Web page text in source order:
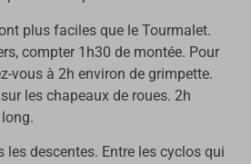
plus faciles que le Tourmalet.
compter 1h30 de montée. Pour
vous à 2h environ de grimpette.
les chapeaux de roues. 2h
long.
les descentes. Entre les cyclos qui